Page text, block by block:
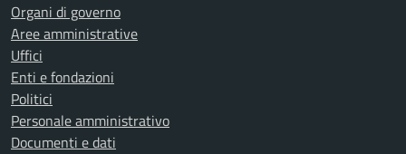
Organi di governo
Aree amministrative
Uffici
Enti e fondazioni
Politici
Personale amministrativo
Documenti e dati